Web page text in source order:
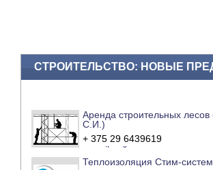
СТРОИТЕЛЬСТВО: НОВЫЕ
Аренда строительных
С.И.)
+ 375 29 6439619
e-mail
сайт компании
Теплоизоляция Стим-